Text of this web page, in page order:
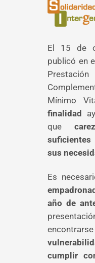
El 15 de
publicó en
Mínimo
finalidad
que
sus
Es
año de
cumplir